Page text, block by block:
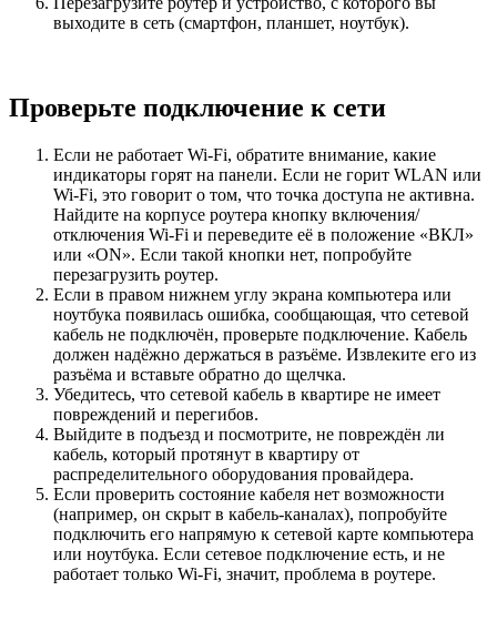
выходите в сеть (смартфон, планшет, ноутбук).
Проверьте подключение к сети
Если не работает Wi-Fi, обратите внимание, какие
индикаторы горят на панели. Если не горит WLAN или
Wi-Fi, это говорит о том, что точка доступа не активна.
Найдите на корпусе роутера кнопку включения/
отключения Wi-Fi и переведите её в положение «ВКЛ»
или «ON». Если такой кнопки нет, попробуйте
перезагрузить роутер.
Если в правом нижнем углу экрана компьютера или
ноутбука появилась ошибка, сообщающая, что сетевой
кабель не подключён, проверьте подключение. Кабель
должен надёжно держаться в разъёме. Извлеките его из
разъёма и вставьте обратно до щелчка.
Убедитесь, что сетевой кабель в квартире не имеет
повреждений и перегибов.
Выйдите в подъезд и посмотрите, не повреждён ли
кабель, который протянут в квартиру от
распределительного оборудования провайдера.
Если проверить состояние кабеля нет возможности
(например, он скрыт в кабель-каналах), попробуйте
подключить его напрямую к сетевой карте компьютера
или ноутбука. Если сетевое подключение есть, и не
работает только Wi-Fi, значит, проблема в роутере.